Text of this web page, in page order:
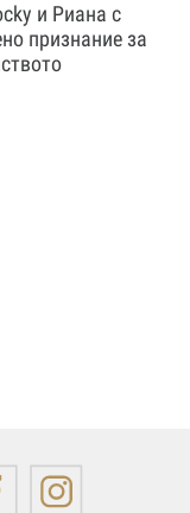
и Риана с
признание за